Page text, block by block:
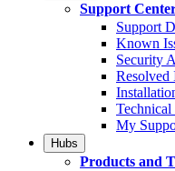
Support
Support
Known
Security
Resolved
My
Hubs
Products and